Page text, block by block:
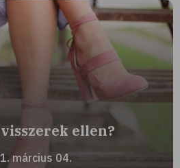
ellen?
március 04.